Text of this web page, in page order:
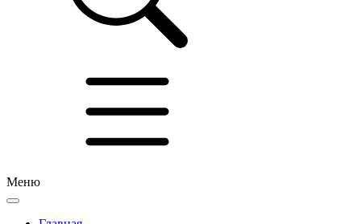
Меню